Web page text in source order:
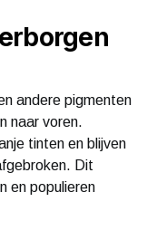
andere pigmenten
naar voren.
tinten en blijven
Dit
en populieren